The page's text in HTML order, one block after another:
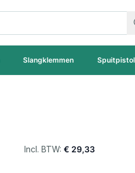
Slangklemmen
€ 29,33